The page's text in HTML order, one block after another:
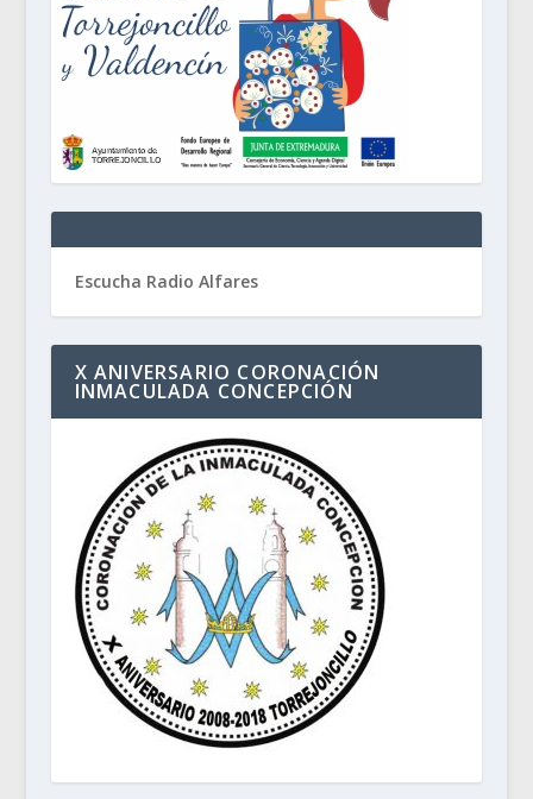
Escucha Radio Alfares
X ANIVERSARIO CORONACIÓN
INMACULADA CONCEPCIÓN